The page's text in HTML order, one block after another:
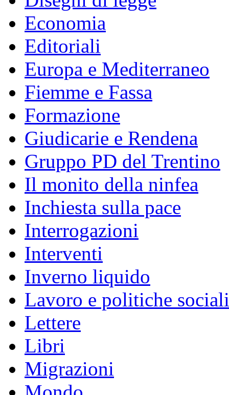
Economia
Editoriali
Europa e Mediterraneo
Fiemme e Fassa
Formazione
Giudicarie e Rendena
Gruppo PD del Trentino
Il monito della ninfea
Inchiesta sulla pace
Interrogazioni
Interventi
Inverno liquido
Lavoro e politiche sociali
Lettere
Libri
Migrazioni